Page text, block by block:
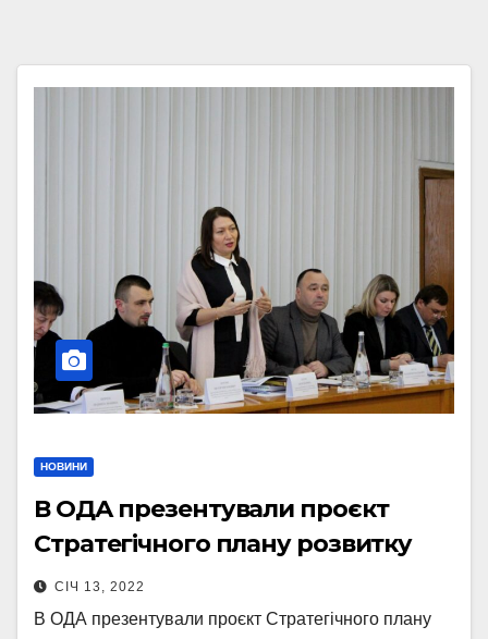
НОВИНИ
В ОДА презентували проєкт
Стратегічного плану розвитку
системи профтехосвіти області
на 2022-2027 роки
СІЧ 13, 2022
В ОДА презентували проєкт Стратегічного плану